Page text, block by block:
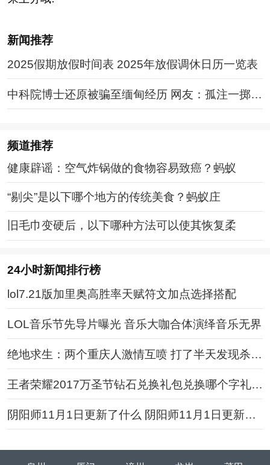
新闻推荐
2025假期放假时间表 2025年放假调休日历一览表
中科院博士还原被骗至缅甸经历 网友：孤注一掷现
实版
频道推荐
健康辟谣：空气炸锅做的食物容易致癌？蚂蚁
“剔尖”是以下哪个地方的传统美食？蚂蚁庄
旧毛巾变硬后，以下哪种方法可以使其恢复柔
24小时新闻排行榜
lol7.21版加里奥高胜率天赋符文加点选择搭配
LOL音乐节先导片曝光 音乐大咖合体演绎音乐无界
绝地求生：两个重庆人激情互喷 打了半天发现杀错
人
王者荣耀2017万圣节钻石兑换礼包兑换哪个字礼包
最划算
阴阳师11月1日更新了什么 阴阳师11月1日更新内
容汇总